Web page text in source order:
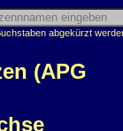
abgekürzt
(APG